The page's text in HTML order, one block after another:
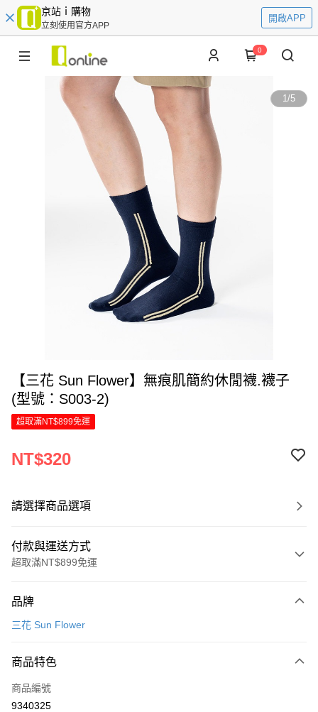
京站ｉ購物
立刻使用官方APP
開啟APP
0
1/5
【三花 Sun Flower】無痕肌簡約休閒襪.襪子
(型號：S003-2)
超取滿NT$899免運
NT$320
請選擇商品選項
付款與運送方式
超取滿NT$899免運
信用卡一次付款
Apple Pay
街口支付
品牌
三花 Sun Flower
商品特色
商品編號
9340325